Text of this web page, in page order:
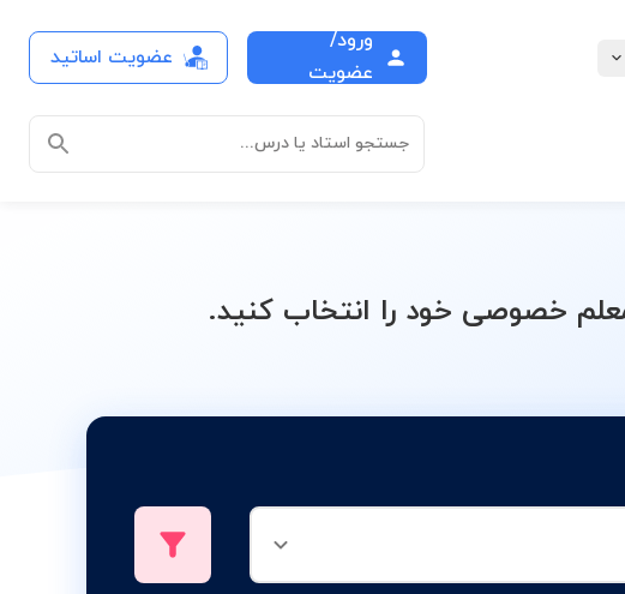
ورود/
عضویت
عضویت اساتید
جستجو استاد یا درس...